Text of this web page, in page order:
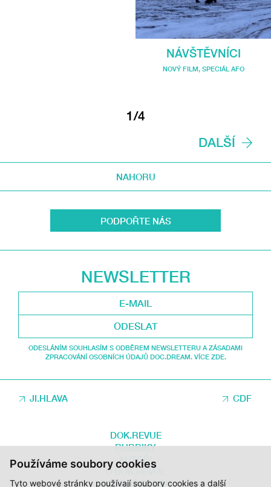
Používáme soubory cookies
Tyto webové stránky používají soubory cookies a další
NÁVŠTĚVNÍCI
NOVÝ FILM, SPECIÁL AFO
1/4
DALŠÍ
NAHORU
PODPOŘTE NÁS
NEWSLETTER
ODESLAT
ODESLÁNÍM SOUHLASÍM S ODBĚREM NEWSLETTERU A ZÁSADAMI
ZPRACOVÁNÍ OSOBNÍCH ÚDAJŮ DOC.DREAM. VÍCE ZDE.
JI.HLAVA CDF
DOK.REVUE
RUBRIKY
AUTOŘI
O DOK.REVUE
PODPOŘTE NÁS